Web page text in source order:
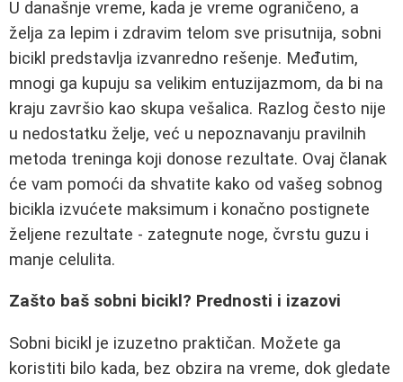
U današnje vreme, kada je vreme ograničeno, a
želja za lepim i zdravim telom sve prisutnija, sobni
bicikl predstavlja izvanredno rešenje. Međutim,
mnogi ga kupuju sa velikim entuzijazmom, da bi na
kraju završio kao skupa vešalica. Razlog često nije
u nedostatku želje, već u nepoznavanju pravilnih
metoda treninga koji donose rezultate. Ovaj članak
će vam pomoći da shvatite kako od vašeg sobnog
bicikla izvućete maksimum i konačno postignete
željene rezultate - zategnute noge, čvrstu guzu i
manje celulita.
Zašto baš sobni bicikl? Prednosti i izazovi
Sobni bicikl je izuzetno praktičan. Možete ga
koristiti bilo kada, bez obzira na vreme, dok gledate